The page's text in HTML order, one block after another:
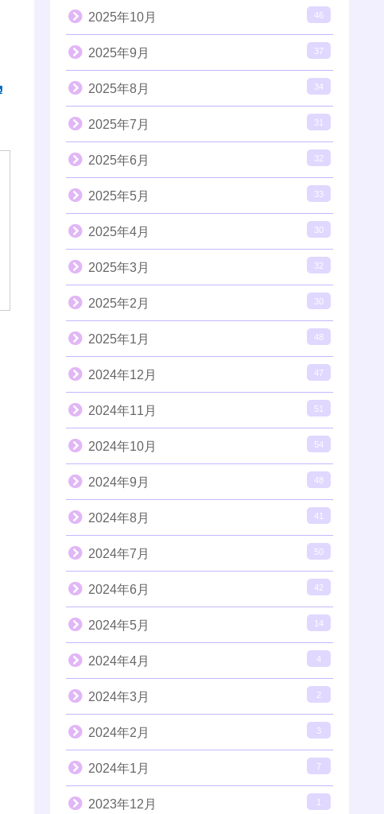
2025年10月 46
2025年9月 37
2025年8月 34
2025年7月 31
2025年6月 32
2025年5月 33
2025年4月 30
2025年3月 32
2025年2月 30
2025年1月 48
2024年12月 47
2024年11月 51
2024年10月 54
2024年9月 48
2024年8月 41
2024年7月 50
2024年6月 42
2024年5月 14
2024年4月 4
2024年3月 2
2024年2月 3
2024年1月 7
2023年12月 1